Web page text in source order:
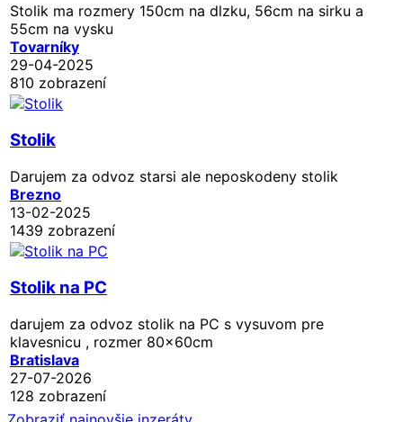
Stolik ma rozmery 150cm na dlzku, 56cm na sirku a
55cm na vysku
Tovarníky
29-04-2025
810 zobrazení
Stolik
Darujem za odvoz starsi ale neposkodeny stolik
Brezno
13-02-2025
1439 zobrazení
Stolik na PC
darujem za odvoz stolik na PC s vysuvom pre
klavesnicu , rozmer 80x60cm
Bratislava
27-07-2026
128 zobrazení